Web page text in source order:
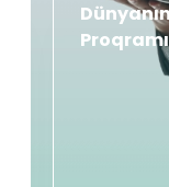
Proqramı